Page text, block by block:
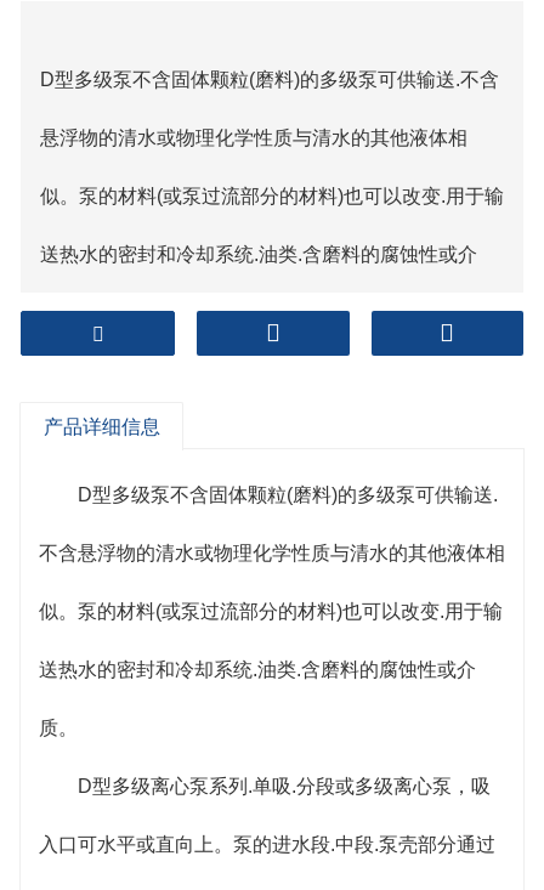
D型多级泵不含固体颗粒(磨料)的多级泵可供输送.不含
悬浮物的清水或物理化学性质与清水的其他液体相
似。泵的材料(或泵过流部分的材料)也可以改变.用于输
送热水的密封和冷却系统.油类.含磨料的腐蚀性或介
质。
可水平或直向上。泵的进水段.中段.泵壳部分通过拉紧
螺栓连接，两端设有轴承部件，并根据泵的扬程选择
泵的等级。
D多级离心泵进水段.中段.出水段之间的密封面均为密
封胶或“O”密封环密封在转子和固定部分之间.密封导叶
套时，应及时更换密封环和导叶套的磨损程度，影响
泵的工作性能。
产品详细信息
D型多级泵不含固体颗粒(磨料)的多级泵可供输送.
不含悬浮物的清水或物理化学性质与清水的其他液体相
似。泵的材料(或泵过流部分的材料)也可以改变.用于输
送热水的密封和冷却系统.油类.含磨料的腐蚀性或介
质。
D型多级离心泵系列.单吸.分段或多级离心泵，吸
入口可水平或直向上。泵的进水段.中段.泵壳部分通过